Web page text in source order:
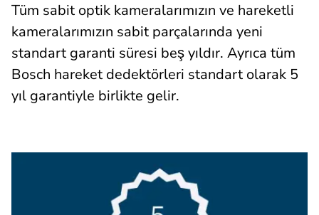
Tüm sabit optik kameralarımızın ve hareketli
kameralarımızın sabit parçalarında yeni
standart garanti süresi beş yıldır. Ayrıca tüm
Bosch hareket dedektörleri standart olarak 5
yıl garantiyle birlikte gelir.